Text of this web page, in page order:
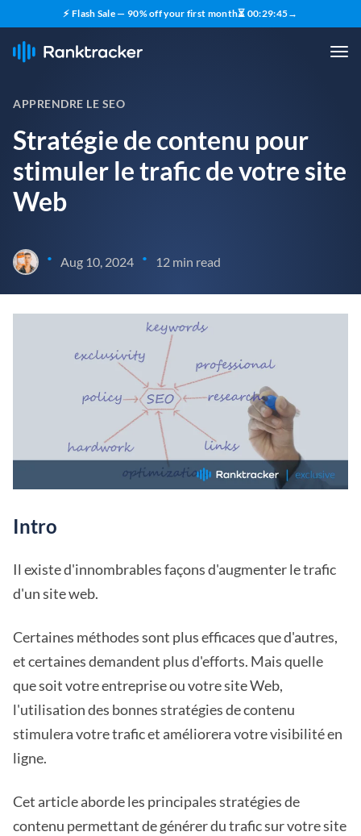
⚡ Flash Sale — 90% off your first month⏳ 00:29:44→
APPRENDRE LE SEO
Stratégie de contenu pour
stimuler le trafic de votre site
Web
• Aug 10, 2024 • 12 min read
Intro
Il existe d'innombrables façons d'augmenter le trafic
d'un site web.
Certaines méthodes sont plus efficaces que d'autres,
et certaines demandent plus d'efforts. Mais quelle
que soit votre entreprise ou votre site Web,
l'utilisation des bonnes stratégies de contenu
stimulera votre trafic et améliorera votre visibilité en
ligne.
Cet article aborde les principales stratégies de
contenu permettant de générer du trafic sur votre site